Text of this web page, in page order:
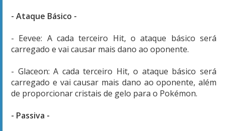
- Ataque Básico -
- Eevee: A cada terceiro Hit, o ataque básico será
carregado e vai causar mais dano ao oponente.
- Glaceon: A cada terceiro Hit, o ataque básico será
carregado e vai causar mais dano ao oponente, além
de proporcionar cristais de gelo para o Pokémon.
- Passiva -